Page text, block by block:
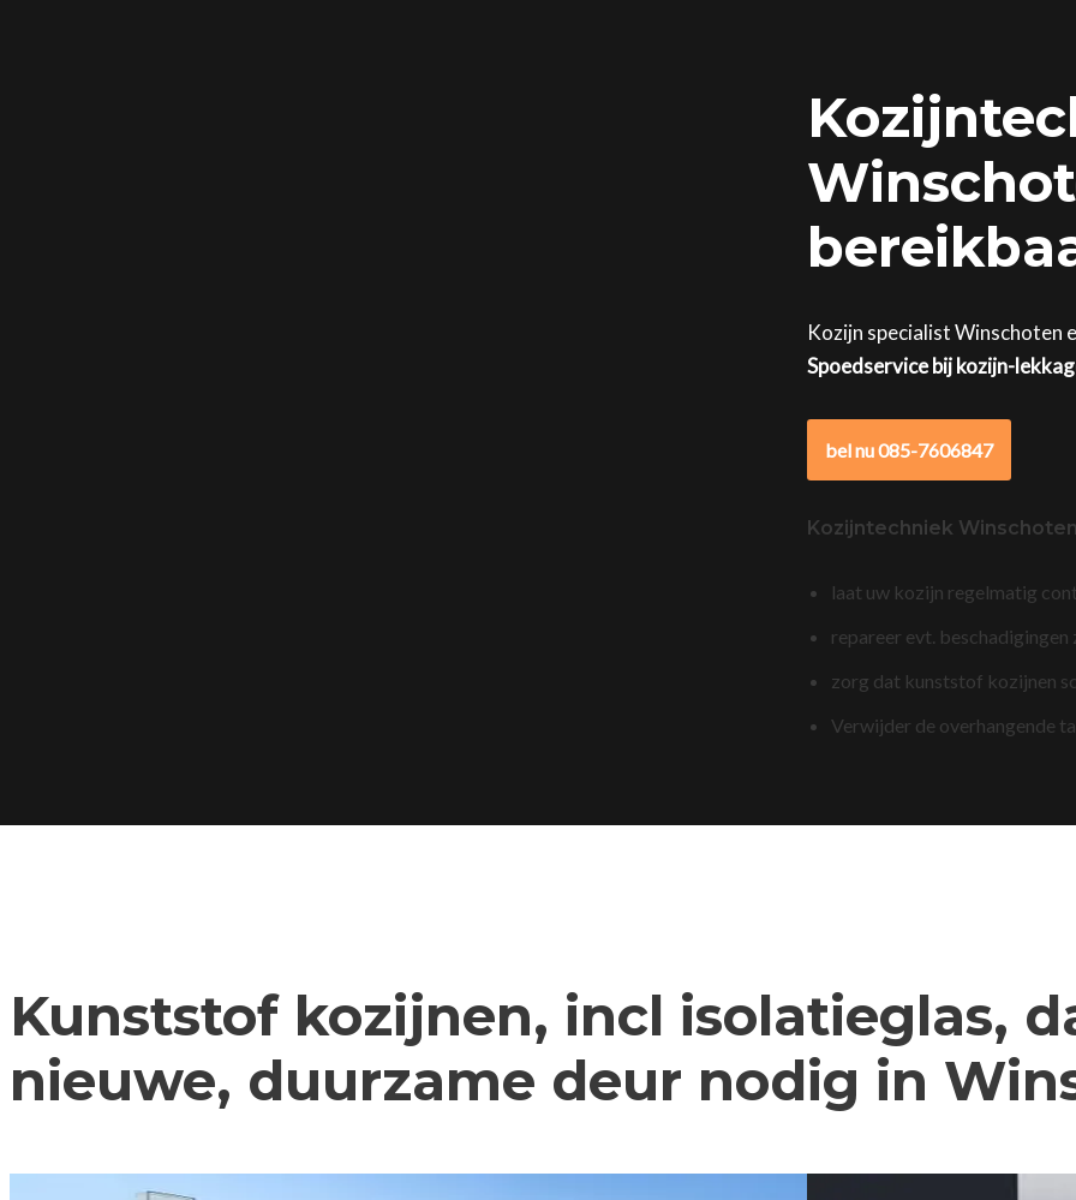
Kozijn specialist Winschoten
Spoedservice bij kozijn-
bel nu 085-7606847
Kozijntechniek
laat uw kozijn regelmatig
repareer evt.
zorg dat kunststof kozijnen
Verwijder de overhangende
Kunststof kozijnen, incl isolatieglas,
nieuwe, duurzame deur nodig in